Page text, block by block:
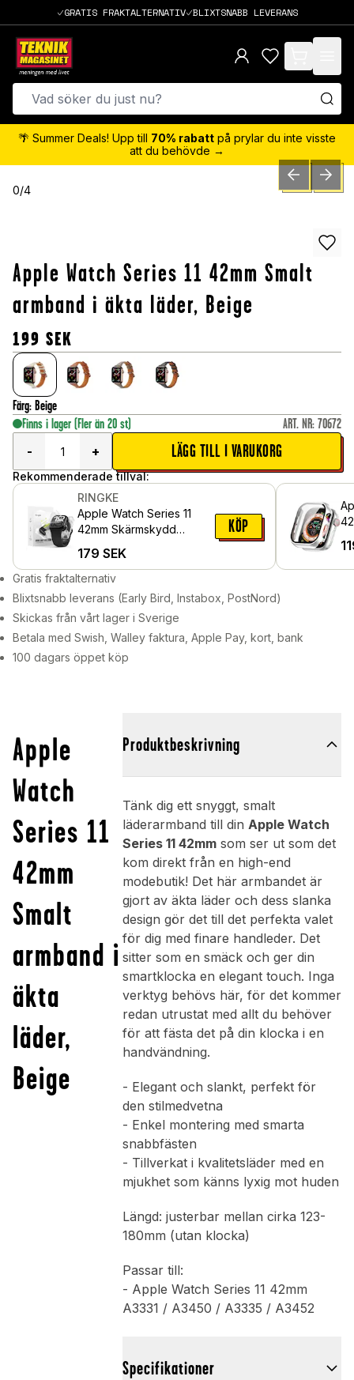
GRATIS FRAKTALTERNATIV BLIXTSNABB LEVERANS
items in cart,
🌴 Summer Deals! Upp till 70% rabatt på prylar du inte visste
att du behövde →
0/4 PREVIOUSNEXT
Apple Watch Series 11 42mm Smalt
armband i äkta läder, Beige
199 SEK
Färg: Beige
Finns i lager (Fler än 20 st) ART. NR: 70672
-
+ LÄGG TILL I VARUKORG
Rekommenderade tillval:
RINGKE
Apple Watch Series 11
42mm Skärmskydd
Pro (2-pack)
179 SEK
KÖP
Gratis fraktalternativ
Blixtsnabb leverans (Early Bird, Instabox, PostNord)
Skickas från vårt lager i Sverige
Betala med Swish, Walley faktura, Apple Pay, kort, bank
100 dagars öppet köp
Apple
Watch
Series 11
42mm
Smalt
armband i
äkta
läder,
Beige
Produktbeskrivning
Tänk dig ett snyggt, smalt
läderarmband till din Apple Watch
Series 11 42mmsom ser ut som det
kom direkt från en high-end
modebutik! Det här armbandet är
gjort av äkta läder och dess slanka
design gör det till det perfekta valet
för dig med finare handleder. Det
sitter som en smäck och ger din
smartklocka en elegant touch. Inga
verktyg behövs här, för det kommer
redan utrustat med allt du behöver
för att fästa det på din klocka i en
handvändning.
- Elegant och slankt, perfekt för
den stilmedvetna
- Enkel montering med smarta
snabbfästen
- Tillverkat i kvalitetsläder med en
mjukhet som känns lyxig mot huden
Längd: justerbar mellan cirka 123-
180mm (utan klocka)
Passar till:
- Apple Watch Series 11 42mm
A3331 / A3450 / A3335 / A3452
Specifikationer